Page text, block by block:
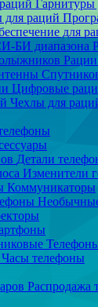
Гарнитуры
Цифровые
Чехлы для
Детали
Изменители
Коммуникаторы
Часы телефоны
Распродажа